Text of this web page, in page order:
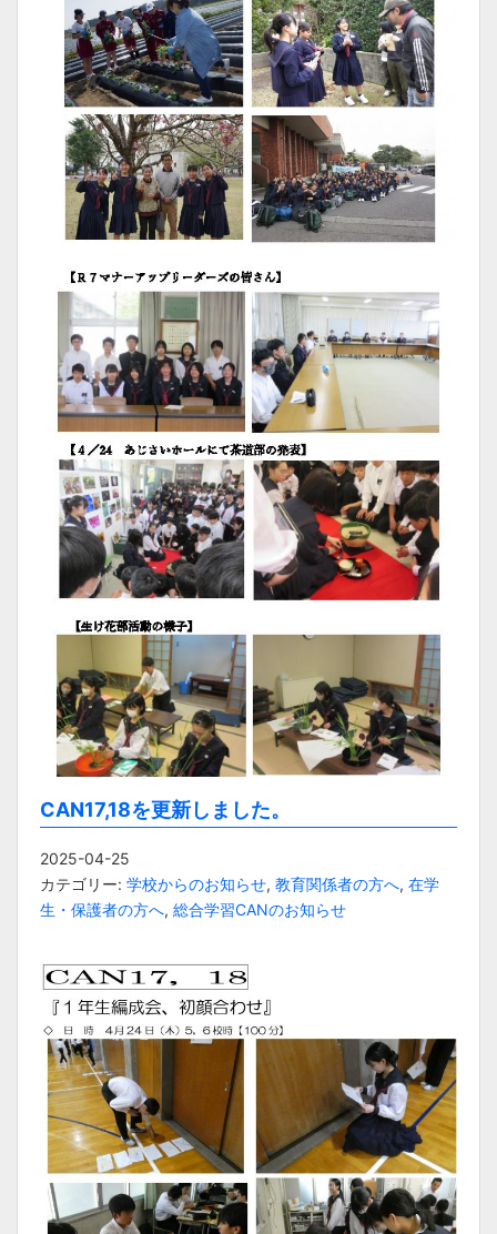
CAN17,18を更新しました。
2025-04-25
カテゴリー: 学校からのお知らせ, 教育関係者の方へ, 在学
生・保護者の方へ, 総合学習CANのお知らせ